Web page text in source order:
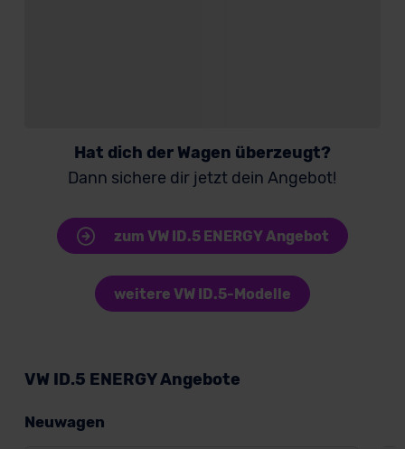
Hat dich der Wagen überzeugt?
Dann sichere dir jetzt dein Angebot!
zum VW ID.5 ENERGY Angebot
weitere VW ID.5-Modelle
VW ID.5 ENERGY Angebote
Neuwagen